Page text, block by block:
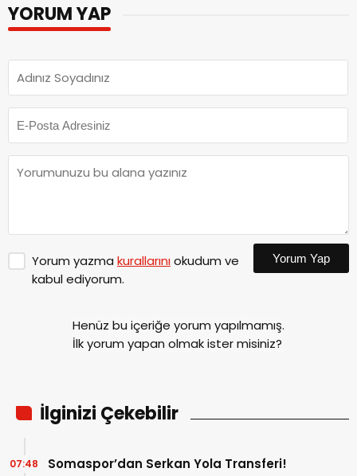
YORUM YAP
Yorum yazma kurallarınıokudum ve
kabul ediyorum.
Yorum Yap
Henüz bu içeriğe yorum yapılmamış.
İlk yorum yapan olmak ister misiniz?
İlginizi Çekebilir
Somaspor’dan Serkan Yola Transferi!
07:48